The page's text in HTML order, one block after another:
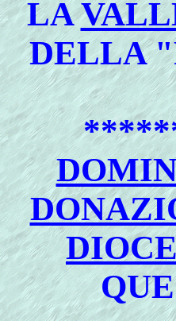
LA
DELLA